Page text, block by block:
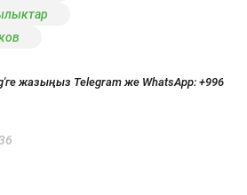
жазыңыз Telegram же WhatsApp: +996